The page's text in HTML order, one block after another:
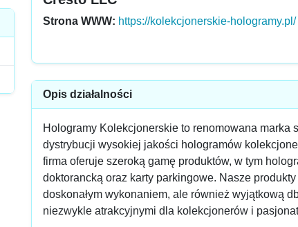
Strona WWW: https://kolekcjonerskie-hologramy.pl/
Opis działalności
Hologramy Kolekcjonerskie to renomowana marka
dystrybucji wysokiej jakości hologramów
firma oferuje szeroką gamę produktów, w tym
doktorancką oraz karty parkingowe. Nasze
doskonałym wykonaniem, ale również wyjątkową
niezwykle atrakcyjnymi dla kolekcjonerów i